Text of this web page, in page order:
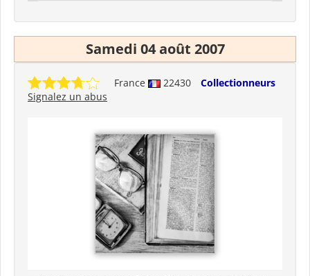
Samedi 04 août 2007
France 22430
Collectionneurs
Signalez un abus